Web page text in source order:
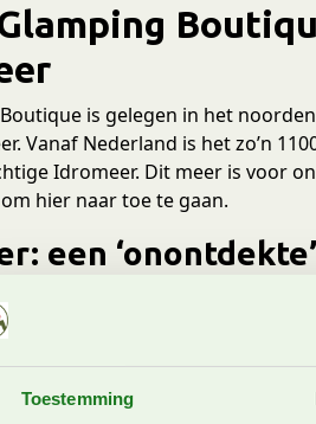
Toestemming
is gelegen in het
Vanaf Nederland is het zo’n
Idromeer. Dit meer is voor
hier naar toe te gaan.
een
Lago d’Idro genoemd, is een 12
dichtbeboste bergen.
Het is bovendien nog een
Gardameer. Bij het
fietsen, suppen,